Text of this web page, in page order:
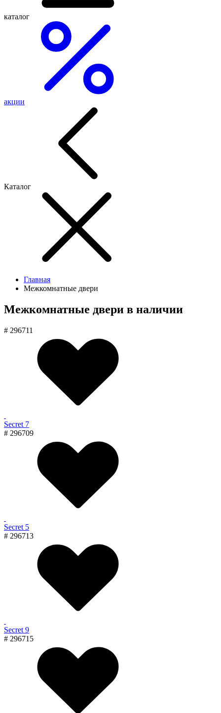
каталог
акции
Каталог
Главная
Межкомнатные двери
Межкомнатные двери в наличии
# 296711
Secret 7
# 296709
Secret 5
# 296713
Secret 9
# 296715